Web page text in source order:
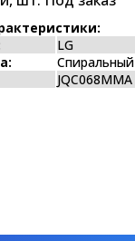
LG
Спиральный
JQC068MMA